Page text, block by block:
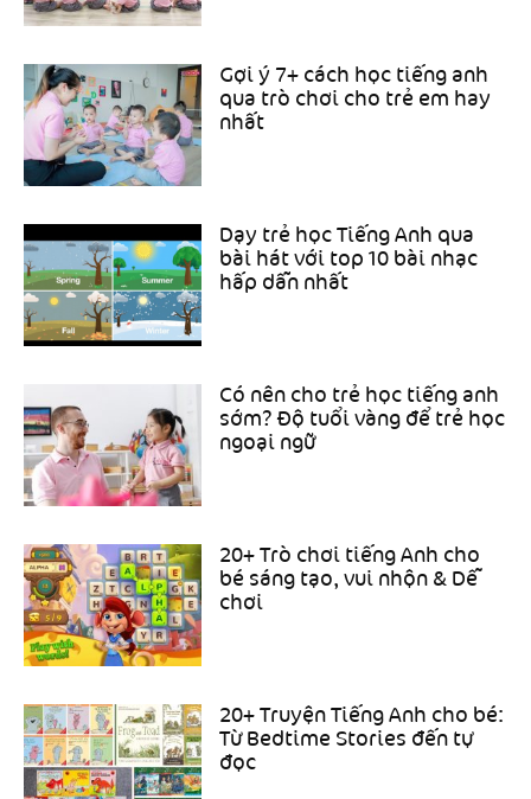
Gợi ý 7+ cách học tiếng anh
qua trò chơi cho trẻ em hay
nhất
Dạy trẻ học Tiếng Anh qua
bài hát với top 10 bài nhạc
hấp dẫn nhất
Có nên cho trẻ học tiếng anh
sớm? Độ tuổi vàng để trẻ học
ngoại ngữ
20+ Trò chơi tiếng Anh cho
bé sáng tạo, vui nhộn & Dễ
chơi
20+ Truyện Tiếng Anh cho bé:
Từ Bedtime Stories đến tự
đọc